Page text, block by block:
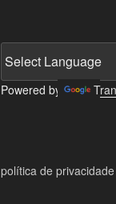
Powered by
política de privacidade